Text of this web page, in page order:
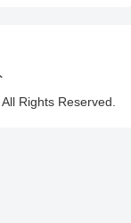
Rights Reserved.